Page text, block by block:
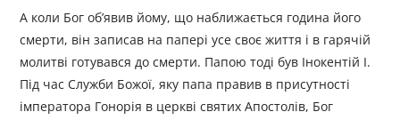
А коли Бог об’явив йому, що наближається година його
смерти, він записав на папері усе своє життя і в гарячій
молитві готувався до смерти. Папою тоді був Інокентій I.
Під час Служби Божої, яку папа правив в присутності
імператора Гонорія в церкві святих Апостолів, Бог